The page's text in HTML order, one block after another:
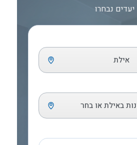
אילת
באילת או בחר